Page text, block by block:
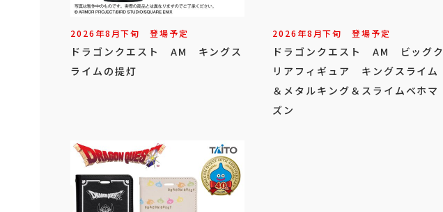
2026年8月下旬 登場予定
ドラゴンクエスト AM キングス
ライムの提灯
2026年8月下旬 登場予定
ドラゴンクエスト AM ビッグク
リアフィギュア キングスライム
＆メタルキング＆スライムベホマ
ズン